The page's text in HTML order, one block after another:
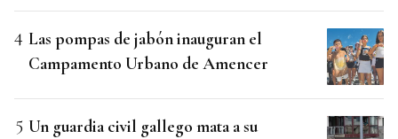
Las pompas de jabón inauguran el
Campamento Urbano de Amencer
Un guardia civil gallego mata a su